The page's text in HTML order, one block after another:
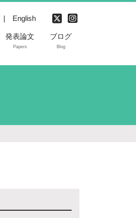
| English
発表論文
Papers
ブログ
Blog